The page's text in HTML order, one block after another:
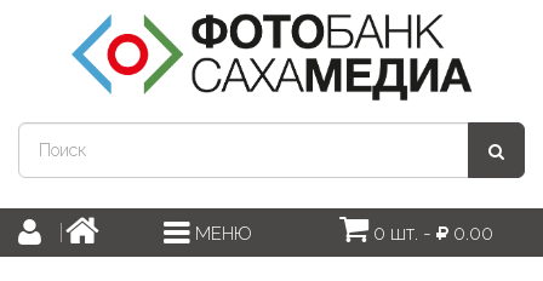
МЕНЮ 0 шт. - 0.00